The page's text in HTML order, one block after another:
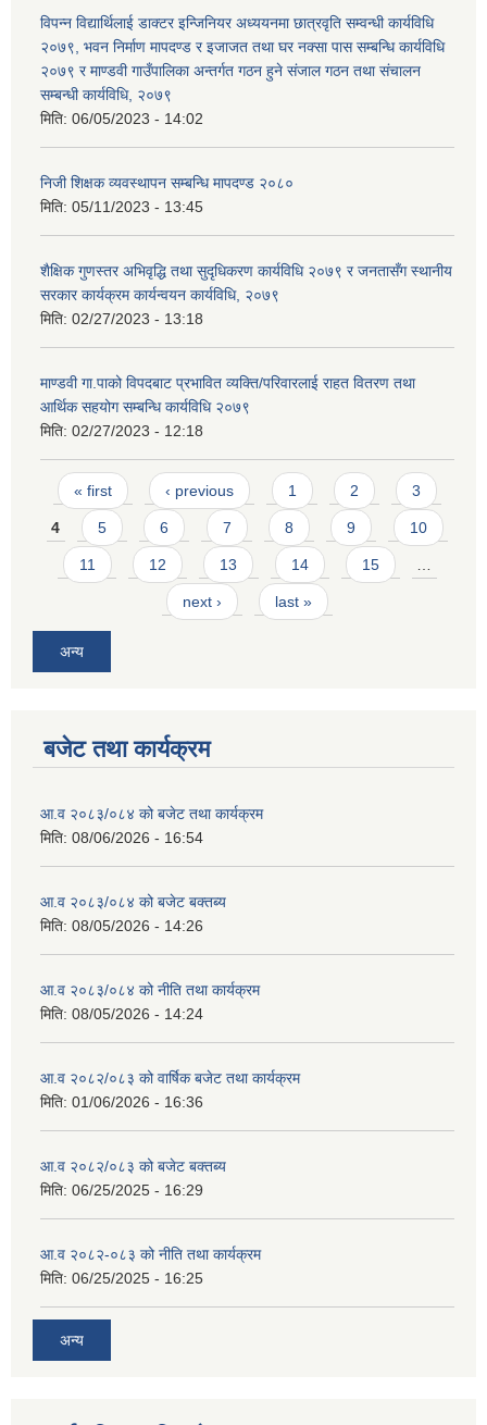
विपन्न विद्यार्थिलाई डाक्टर इन्जिनियर अध्ययनमा छात्रवृति सम्वन्धी कार्यविधि
२०७९, भवन निर्माण मापदण्ड र इजाजत तथा घर नक्सा पास सम्बन्धि कार्यविधि
२०७९ र माण्डवी गाउँपालिका अन्तर्गत गठन हुने संजाल गठन तथा संचालन
सम्बन्धी कार्यविधि, २०७९
मिति: 06/05/2023 - 14:02
निजी शिक्षक व्यवस्थापन सम्बन्धि मापदण्ड २०८०
मिति: 05/11/2023 - 13:45
शैक्षिक गुणस्तर अभिवृद्धि तथा सुदृधिकरण कार्यविधि २०७९ र जनतासँग स्थानीय
सरकार कार्यक्रम कार्यन्वयन कार्यविधि, २०७९
मिति: 02/27/2023 - 13:18
माण्डवी गा.पाको विपदबाट प्रभावित व्यक्ति/परिवारलाई राहत वितरण तथा
आर्थिक सहयोग सम्बन्धि कार्यविधि २०७९
मिति: 02/27/2023 - 12:18
Pages
« first ‹ previous 1 2 3
4 5 6 7 8 9 10
11 12 13 14 15
next › last »
अन्य
बजेट तथा कार्यक्रम
आ.व २०८३/०८४ को बजेट तथा कार्यक्रम
मिति: 08/06/2026 - 16:54
आ.व २०८३/०८४ को बजेट बक्तब्य
मिति: 08/05/2026 - 14:26
आ.व २०८३/०८४ को नीति तथा कार्यक्रम
मिति: 08/05/2026 - 14:24
आ.व २०८२/०८३ को वार्षिक बजेट तथा कार्यक्रम
मिति: 01/06/2026 - 16:36
आ.व २०८२/०८३ को बजेट बक्तब्य
मिति: 06/25/2025 - 16:29
आ.व २०८२-०८३ को नीति तथा कार्यक्रम
मिति: 06/25/2025 - 16:25
अन्य